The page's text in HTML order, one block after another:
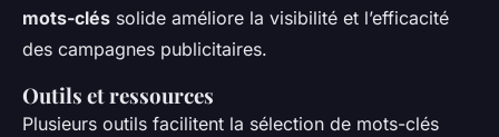
mots-clés solide améliore la visibilité et l’efficacité
des campagnes publicitaires.
Outils et ressources
Plusieurs outils facilitent la sélection de mots-clés